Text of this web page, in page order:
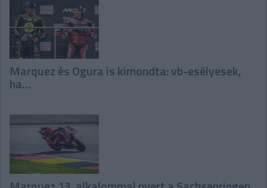
Marquez és Ogura is kimondta: vb-esélyesek,
ha…